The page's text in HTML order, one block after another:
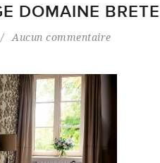
DOMAINE
Aucun commentaire